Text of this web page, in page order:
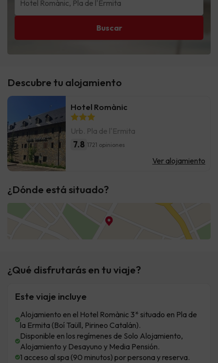
Descubre tu alojamiento
Hotel Romànic
Urb. Pla de l'Ermita
7.8 1721 opiniones
Ver alojamiento
¿Dónde está situado?
¿Qué disfrutarás en tu viaje?
Este viaje incluye
Alojamiento en el Hotel Romànic 3* situado en Pla de
la Ermita (Boí Taüll, Pirineo Catalán).
Disponible en los regímenes de Solo Alojamiento,
Alojamiento y Desayuno y Media Pensión.
1 acceso al spa (90 minutos) por persona y reserva.
Buscar